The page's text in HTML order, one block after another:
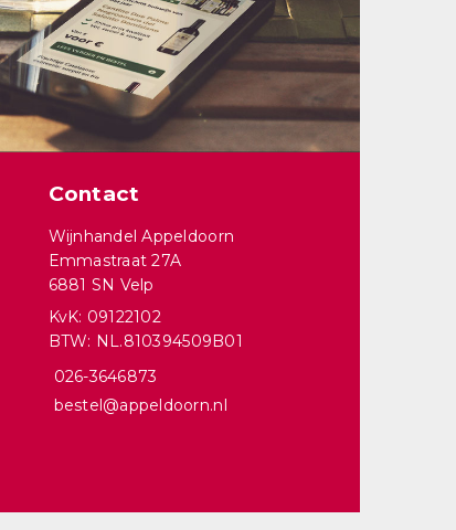
Contact
Wijnhandel Appeldoorn
Emmastraat 27A
6881 SN Velp
KvK: 09122102
BTW: NL.810394509B01
026-3646873
bestel@appeldoorn.nl